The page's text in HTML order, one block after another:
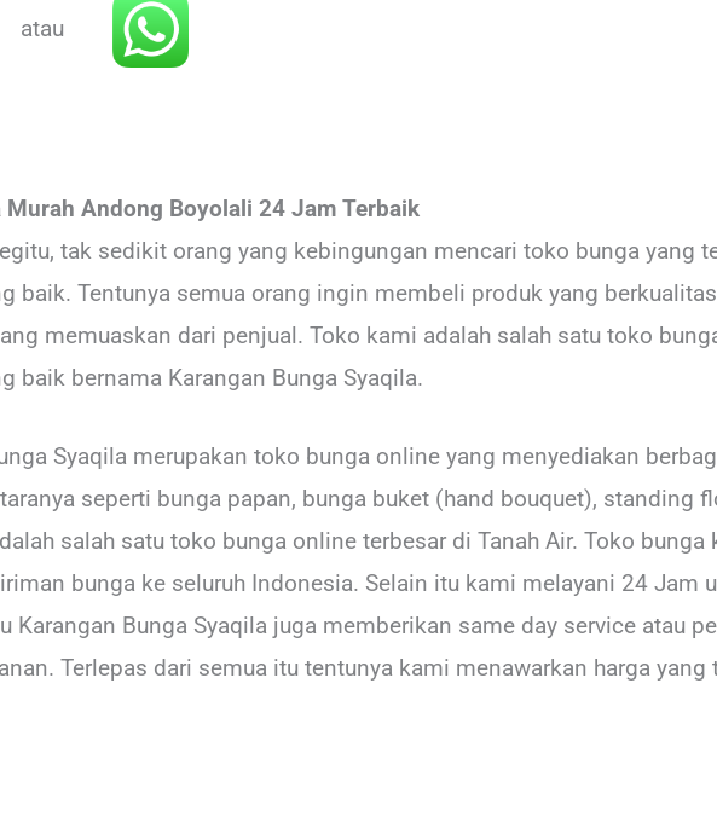
Murah Andong Boyolali 24 Jam Terbaik
tak sedikit orang yang kebingungan mencari toko bunga yang
baik. Tentunya semua orang ingin membeli produk yang
memuaskan dari penjual. Toko kami adalah salah satu toko
baik bernama Karangan Bunga Syaqila.
Syaqila merupakan toko bunga online yang menyediakan
seperti bunga papan, bunga buket (hand bouquet), standing
salah satu toko bunga online terbesar di Tanah Air. Toko
bunga ke seluruh Indonesia. Selain itu kami melayani 24 Jam
Karangan Bunga Syaqila juga memberikan same day service atau
Terlepas dari semua itu tentunya kami menawarkan harga